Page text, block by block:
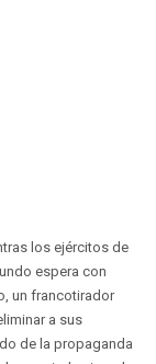
los ejércitos de
espera con
un francotirador
a sus
de la propaganda